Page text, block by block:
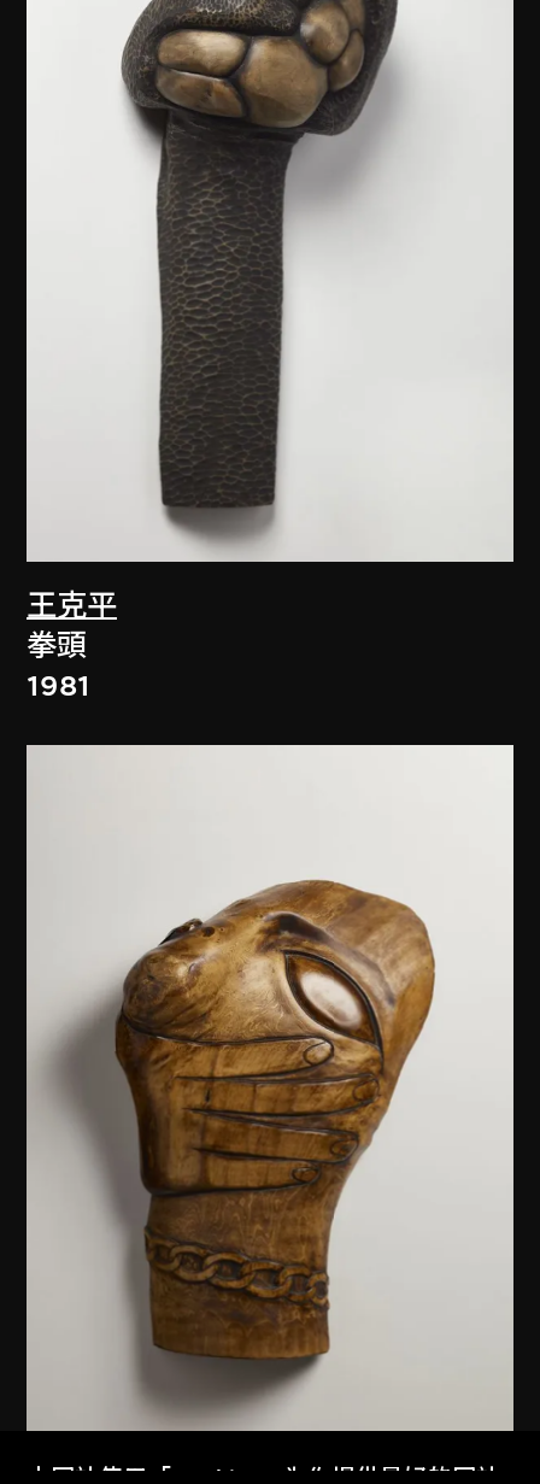
王克平
拳頭
1981
本网站使用「Cookies」为你提供最好的网站